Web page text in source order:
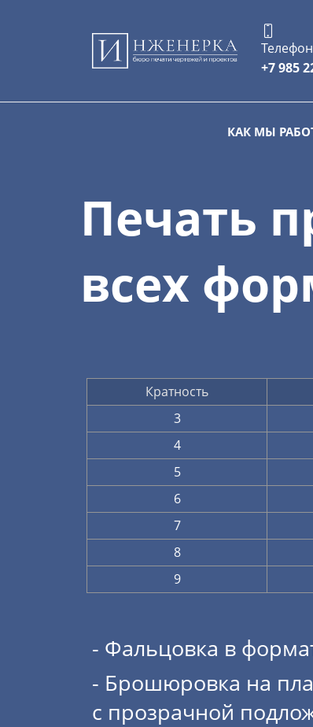
Телефон
+7 985
КАК МЫ
Печать
всех
Кратность
3
4
5
6
7
8
9
- Фальцовка в
- Брошюровка на
с прозрачной